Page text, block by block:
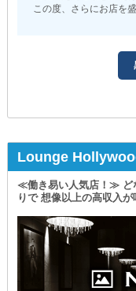
「稼ぎたいけど、ちゃ
【ヒスイ】は《週休2日
プライベートを優先し
メリハリを付けて働け
◆あなたの夢をサポー
後々、自分のお店を持ち
経営に必要なスキルや
働きながら様々な知識
この度、さらにお店を
働きやすさを常に追求
心配な事や疑問があれ
ガールさんも同時募集
【ラウンジChocolat（
私たちが追い求める“満
“稼ぎやすさ”という点も
当店なら正社員・アル
安定して高収入を得ら
Lounge
≪働き易い人気店！≫ ど
りで 想像以上の高収入が